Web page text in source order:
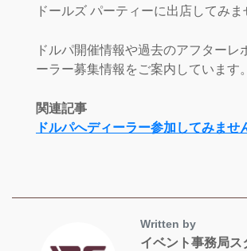
ドールズ パーティーに出店してみま
ドルパ開催情報や過去のアフターレ
ーラー募集情報をご案内しています。
関連記事
ドルパへディーラー参加してみませ
Written by
イベント事務局ス